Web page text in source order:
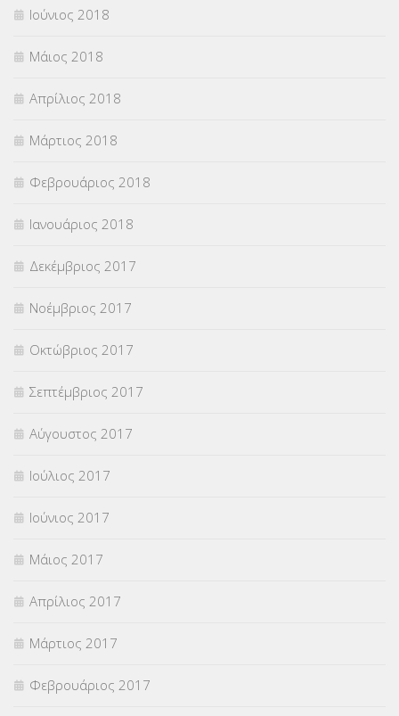
Ιούνιος 2018
Μάιος 2018
Απρίλιος 2018
Μάρτιος 2018
Φεβρουάριος 2018
Ιανουάριος 2018
Δεκέμβριος 2017
Νοέμβριος 2017
Οκτώβριος 2017
Σεπτέμβριος 2017
Αύγουστος 2017
Ιούλιος 2017
Ιούνιος 2017
Μάιος 2017
Απρίλιος 2017
Μάρτιος 2017
Φεβρουάριος 2017